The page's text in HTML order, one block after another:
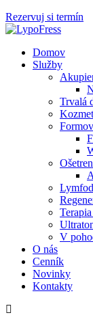
Rezervuj si termín
Domov
Služby
Trvalá
V
O nás
Cenník
Novinky
Kontakty